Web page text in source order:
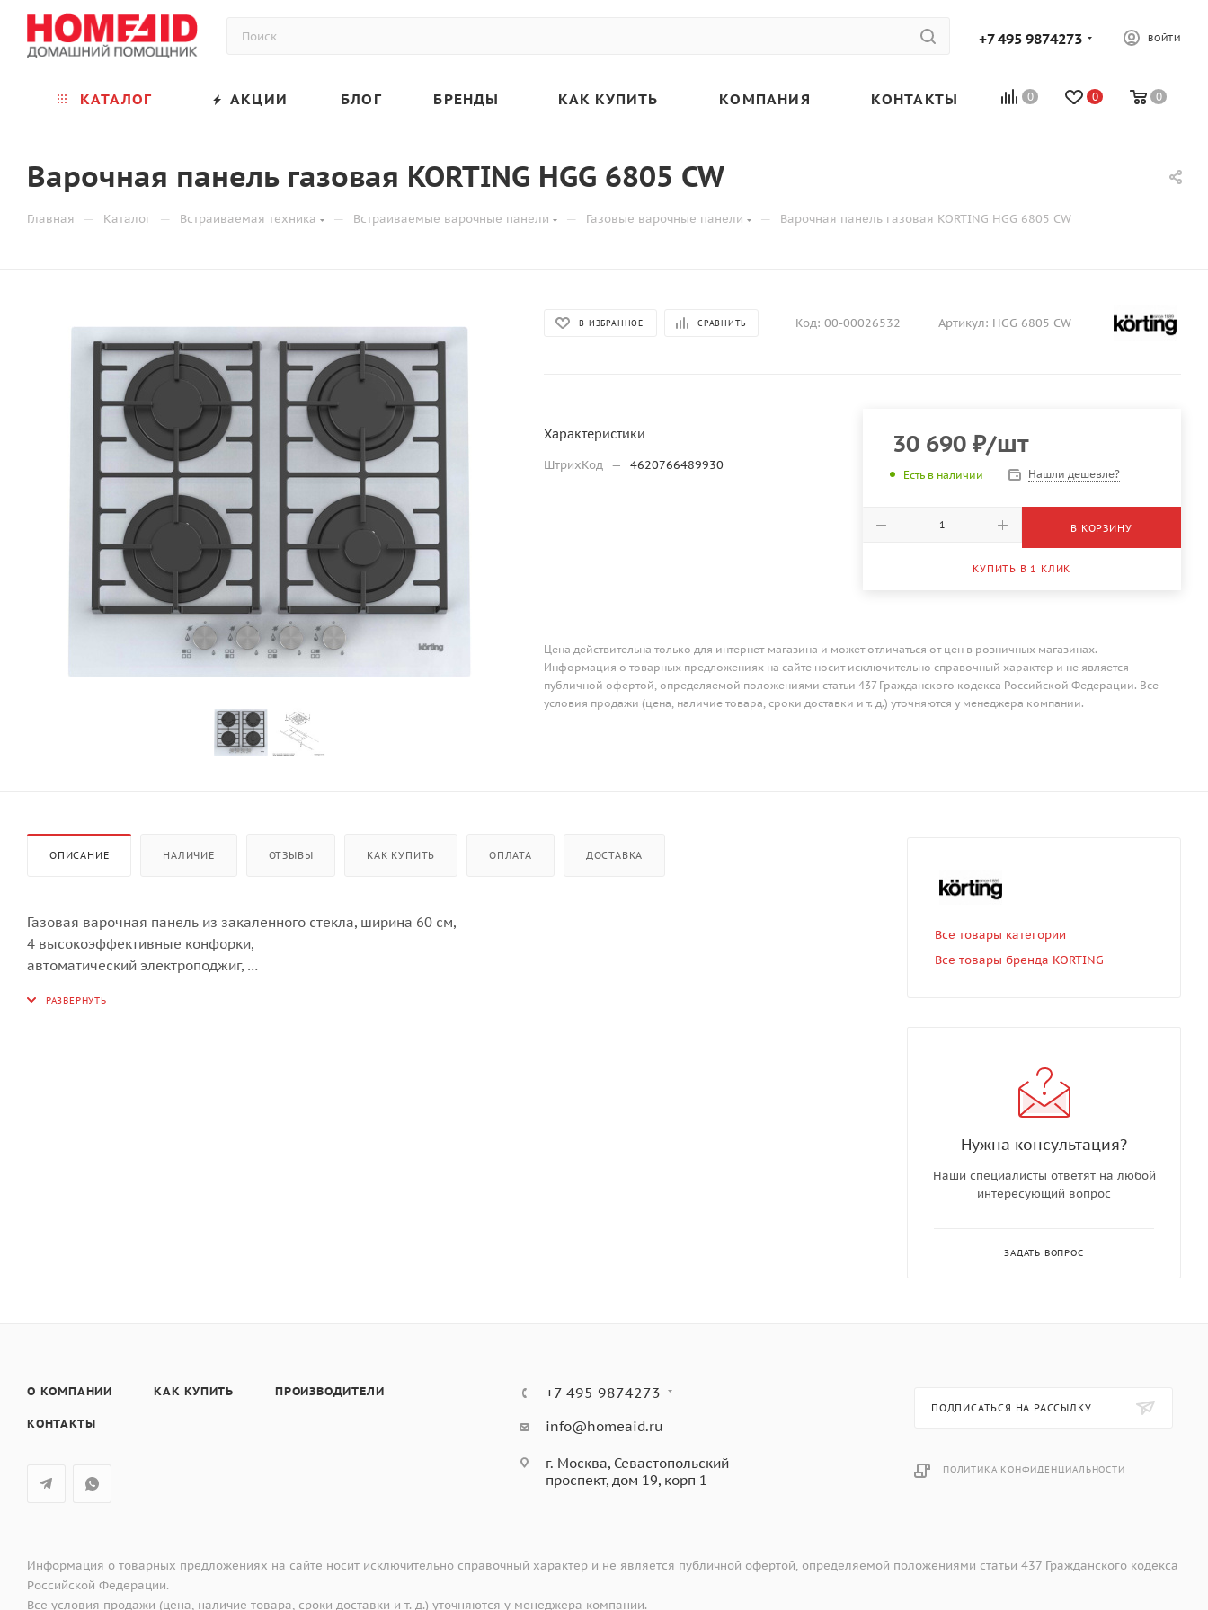
+7 495 9874273 ВОЙТИ
0 0 0
КАТАЛОГ АКЦИИ БЛОГ БРЕНДЫ КАК КУПИТЬ КОМПАНИЯ КОНТАКТЫ
Варочная панель газовая KORTING HGG 6805 CW
Главная — Каталог — Встраиваемая техника — Встраиваемые варочные панели — Газовые варочные панели — Варочная панель газовая KORTING HGG 6805 CW
В ИЗБРАННОЕ СРАВНИТЬ Код: 00-00026532 Артикул: HGG 6805 CW
Характеристики
ШтрихКод — 4620766489930
30 690₽/шт
Есть в наличии Нашли дешевле?
В КОРЗИНУ
КУПИТЬ В 1 КЛИК
Цена действительна только для интернет-магазина и может отличаться от цен в розничных магазинах.
Информация о товарных предложениях на сайте носит исключительно справочный характер и не является
публичной офертой, определяемой положениями статьи 437 Гражданского кодекса Российской Федерации. Все
условия продажи (цена, наличие товара, сроки доставки и т. д.) уточняются у менеджера компании.
ОПИСАНИЕ НАЛИЧИЕ ОТЗЫВЫ КАК КУПИТЬ ОПЛАТА ДОСТАВКА
Газовая варочная панель из закаленного стекла, ширина 60 см,
4 высокоэффективные конфорки,
автоматический электроподжиг,
передние металлические переключатели,
Все товары категории
Все товары бренда KORTING
Нужна консультация?
Наши специалисты ответят на любой
интересующий вопрос
ЗАДАТЬ ВОПРОС
О КОМПАНИИ КАК КУПИТЬ ПРОИЗВОДИТЕЛИ
КОНТАКТЫ
+7 495 9874273
info@homeaid.ru
г. Москва, Севастопольский
проспект, дом 19, корп 1
ПОДПИСАТЬСЯ НА РАССЫЛКУ
ПОЛИТИКА КОНФИДЕНЦИАЛЬНОСТИ
Информация о товарных предложениях на сайте носит исключительно справочный характер и не является публичной офертой, определяемой положениями статьи 437 Гражданского кодекса
Российской Федерации.
Все условия продажи (цена, наличие товара, сроки доставки и т. д.) уточняются у менеджера компании.